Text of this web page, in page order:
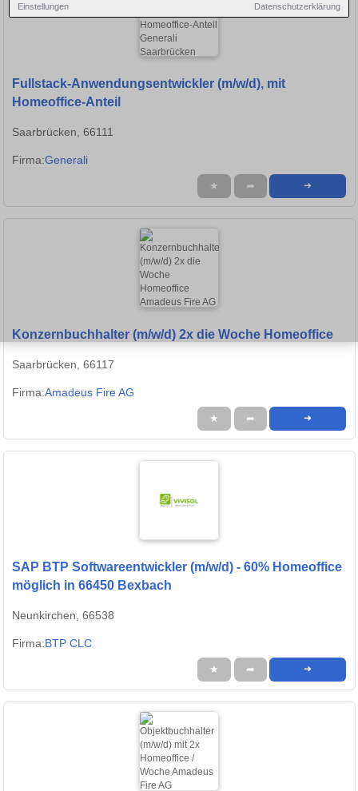
Einstellungen Datenschutzerklärung
Fullstack-Anwendungsentwickler (m/w/d), mit
Homeoffice-Anteil
Saarbrücken, 66111
Firma:Generali
★ ➦ ➜
Konzernbuchhalter (m/w/d) 2x die Woche Homeoffice
Saarbrücken, 66117
Firma:Amadeus Fire AG
★ ➦ ➜
SAP BTP Softwareentwickler (m/w/d) - 60% Homeoffice
möglich in 66450 Bexbach
Neunkirchen, 66538
Firma:BTP CLC
★ ➦ ➜